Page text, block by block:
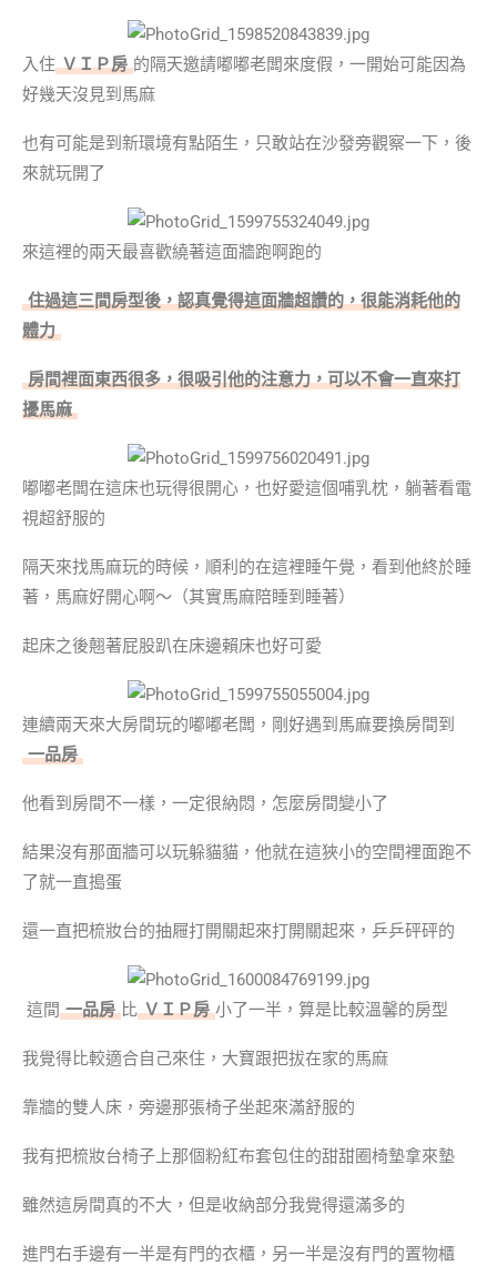
入住 ＶＩＰ房 的隔天邀請嘟嘟老闆來度假，一開始可能因為
好幾天沒見到馬麻
也有可能是到新環境有點陌生，只敢站在沙發旁觀察一下，後
來就玩開了
來這裡的兩天最喜歡繞著這面牆跑啊跑的
住過這三間房型後，認真覺得這面牆超讚的，很能消耗他的
體力
房間裡面東西很多，很吸引他的注意力，可以不會一直來打
擾馬麻
嘟嘟老闆在這床也玩得很開心，也好愛這個哺乳枕，躺著看電
視超舒服的
隔天來找馬麻玩的時候，順利的在這裡睡午覺，看到他終於睡
著，馬麻好開心啊～（其實馬麻陪睡到睡著）
起床之後翹著屁股趴在床邊賴床也好可愛
連續兩天來大房間玩的嘟嘟老闆，剛好遇到馬麻要換房間到
一品房
他看到房間不一樣，一定很納悶，怎麼房間變小了
結果沒有那面牆可以玩躲貓貓，他就在這狹小的空間裡面跑不
了就一直搗蛋
還一直把梳妝台的抽屜打開關起來打開關起來，乒乒砰砰的
這間 一品房 比 ＶＩＰ房 小了一半，算是比較溫馨的房型
我覺得比較適合自己來住，大寶跟把拔在家的馬麻
靠牆的雙人床，旁邊那張椅子坐起來滿舒服的
我有把梳妝台椅子上那個粉紅布套包住的甜甜圈椅墊拿來墊
雖然這房間真的不大，但是收納部分我覺得還滿多的
進門右手邊有一半是有門的衣櫃，另一半是沒有門的置物櫃